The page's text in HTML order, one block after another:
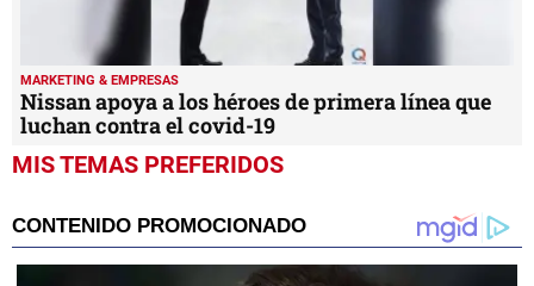
MARKETING & EMPRESAS
Nissan apoya a los héroes de primera línea que
luchan contra el covid-19
MIS TEMAS PREFERIDOS